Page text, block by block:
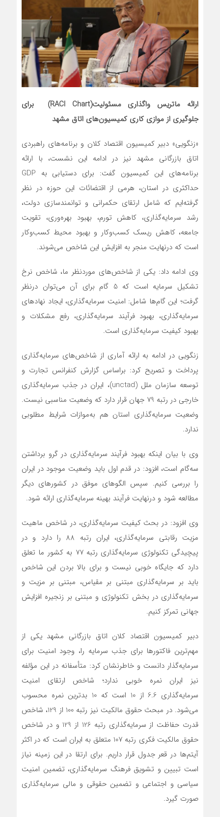
ارائه ماتریس واگذاری مسئولیت(RACI Chart)
برای
جلوگیری از موازی کاری کمیسیون‌های اتاق مشهد
«زنگویی» دبیر کمیسیون اقتصاد کلان و برنامه‌های راهبردی
اتاق بازرگانی مشهد نیز در ادامه این نشست، با ارائه
برنامه‌های این کمیسیون گفت: برای دستیابی به GDP
حداکثری در استان، هرمی از اقتضائات این حوزه در نظر
گرفته‌ایم که شامل ارتقای حکمرانی و توانمندسازی دولت،
رشد سرمایه‌گذاری، کاهش تورم، بهبود بهره‌وری، تقویت
جامعه، کاهش ریسک کسب‌وکار و بهبود محیط کسب‌وکار
است که درنهایت منجر به افزایش این شاخص می‌شوند.
وی ادامه داد: یکی از شاخص‌های موردنظر ما، شاخص نرخ
تشکیل سرمایه است که 5 گام برای آن می‌توان درنظر
گرفت؛ این گام‌ها شامل: امنیت سرمایه‌گذاری، ایجاد نهادهای
سرمایه‌گذاری، بهبود فرآیند سرمایه‌گذاری، رفع مشکلات و
بهبود کیفیت سرمایه‌گذاری است.
زنگویی در ادامه به ارائه آماری از شاخص‌های سرمایه‌گذاری
پرداخت و تصریح کرد: براساس گزارش کنفرانس تجارت و
توسعه سازمان ملل (unctad)، ایران در جذب سرمایه‌گذاری
خارجی در رتبه 79 جهان قرار دارد که وضعیت مناسبی نیست.
وضعیت سرمایه‌گذاری استان هم به‌موازات شرایط مطلوبی
ندارد.
وی با بیان اینکه بهبود فرآیند سرمایه‌گذاری در گرو برداشتن
سه‌گام است، افزود: در قدم اول باید وضعیت موجود در ایران
را بررسی کنیم. سپس الگوهای موفق در کشورهای دیگر
مطالعه شود و درنهایت فرآیند بهینه سرمایه‌گذاری ارائه شود.
وی افزود: در بحث کیفیت سرمایه‌گذاری، در شاخص ماهیت
مزیت رقابتی سرمایه‌گذاری، ایران رتبه 88 را دارد و در
پیچیدگی تکنولوژی سرمایه‌گذاری رتبه 77 به کشور ما تعلق
دارد که جایگاه خوبی نیست و برای بالا بردن این شاخص
باید بر سرمایه‌گذاری مبتنی بر مقیاس، مبتنی بر مزیت و
سرمایه‌گذاری در بخش تکنولوژی و مبتنی بر زنجیره افزایش
جهانی تمرکز کنیم.
دبیر کمیسیون اقتصاد کلان اتاق بازرگانی مشهد یکی از
مهم‌ترین فاکتورها برای جذب سرمایه را، وجود امنیت برای
سرمایه‌گذار دانست و خاطرنشان کرد: متأسفانه در این مؤلفه
نیز ایران نمره خوبی ندارد؛ شاخص ارتقای امنیت
سرمایه‌گذاری 6.6 از 10 است که 10 بدترین نمره محسوب
می‌شود. در مبحث حقوق مالکیت نیز رتبه 100 از 129، شاخص
قدرت حفاظت از سرمایه‌گذاری رتبه 126 از 129 و در شاخص
حقوق مالکیت فکری رتبه 107 متعلق به ایران است که در اکثر
آیتم‌ها در قعر جدول قرار داریم. برای ارتقا در این زمینه نیاز
است تبیین و تشویق فرهنگ سرمایه‌گذاری، تضمین امنیت
سیاسی و اجتماعی و تضمین حقوقی و مالی سرمایه‌گذاری
صورت گیرد.